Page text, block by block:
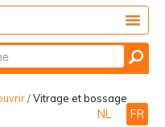
/Vitrage et bossage
NL FR